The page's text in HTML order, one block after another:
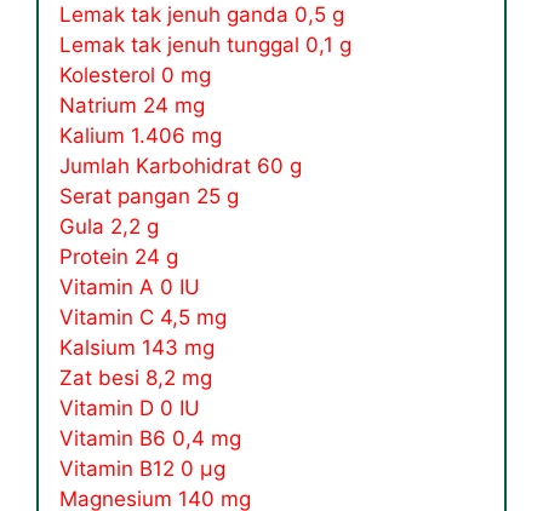
Lemak tak jenuh ganda 0,5 g
Lemak tak jenuh tunggal 0,1 g
Kolesterol 0 mg
Natrium 24 mg
Kalium 1.406 mg
Jumlah Karbohidrat 60 g
Serat pangan 25 g
Gula 2,2 g
Protein 24 g
Vitamin A 0 IU
Vitamin C 4,5 mg
Kalsium 143 mg
Zat besi 8,2 mg
Vitamin D 0 IU
Vitamin B6 0,4 mg
Vitamin B12 0 µg
Magnesium 140 mg